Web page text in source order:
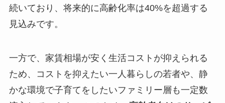
続いており、将来的に高齢化率は40%を超過する
見込みです。
一方で、家賃相場が安く生活コストが抑えられる
ため、コストを抑えたい一人暮らしの若者や、静
かな環境で子育てをしたいファミリー層も一定数